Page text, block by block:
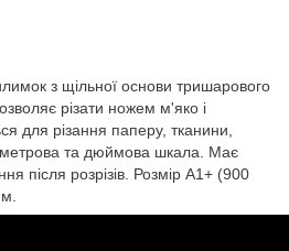
з щільної основи тришарового
різати ножем м'яко і
для різання паперу, тканини,
та дюймова шкала. Має
після розрізів. Розмір А1+ (900